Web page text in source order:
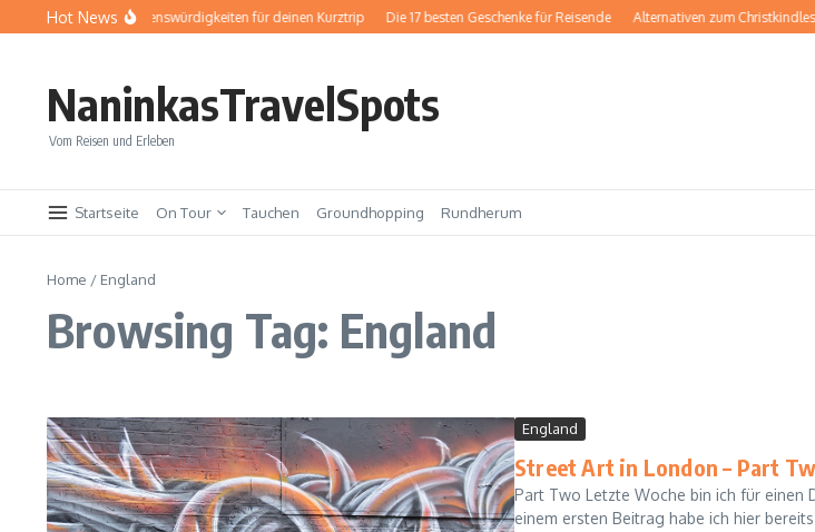
Zum Inhalt springen
Hot News
Baden-Baden: Sehenswürdigkeiten für deinen Kurztrip Die 17 besten Geschenke für Reisende Alternativen zum
NaninkasTravelSpots
Vom Reisen und Erleben
Startseite On Tour Tauchen Groundhopping Rundherum
Home / England
Browsing Tag: England
England
Street Art in London – Part
Part Two Letzte Woche bin ich für einen
einem ersten Beitrag habe ich hier